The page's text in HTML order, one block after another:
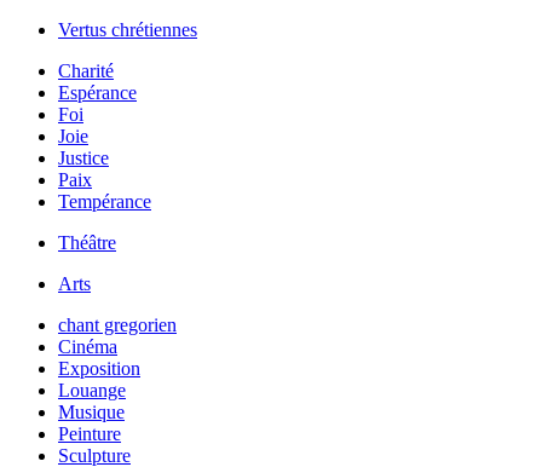
Vertus chrétiennes
Charité
Espérance
Foi
Joie
Justice
Paix
Tempérance
Théâtre
Arts
chant gregorien
Cinéma
Exposition
Louange
Musique
Peinture
Sculpture